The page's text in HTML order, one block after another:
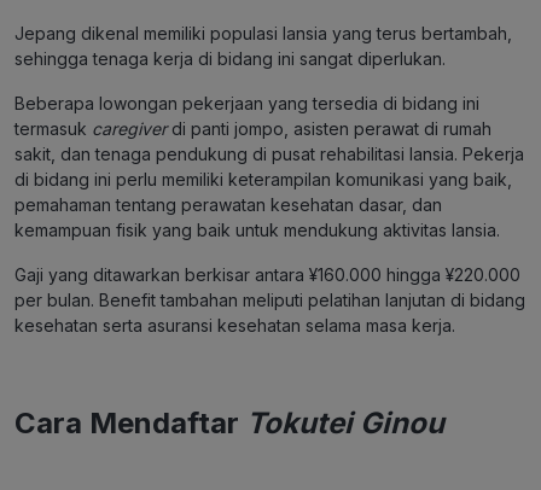
Jepang dikenal memiliki populasi lansia yang terus bertambah,
sehingga tenaga kerja di bidang ini sangat diperlukan.
Beberapa lowongan pekerjaan yang tersedia di bidang ini
termasuk caregiverdi panti jompo, asisten perawat di rumah
sakit, dan tenaga pendukung di pusat rehabilitasi lansia. Pekerja
di bidang ini perlu memiliki keterampilan komunikasi yang baik,
pemahaman tentang perawatan kesehatan dasar, dan
kemampuan fisik yang baik untuk mendukung aktivitas lansia.
Gaji yang ditawarkan berkisar antara ¥160.000 hingga ¥220.000
per bulan​. Benefit tambahan meliputi pelatihan lanjutan di bidang
kesehatan serta asuransi kesehatan selama masa kerja.
Cara Mendaftar Tokutei Ginou